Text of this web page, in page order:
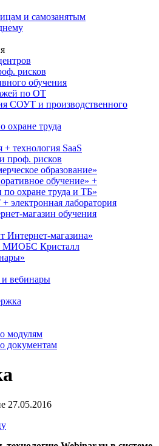
и самозанятым
рисков
обучения
по ОТ
СОУТ и производственного
охране труда
+ технология SaaS
проф. рисков
образование»
обучение» +
охране труда и ТБ»
электронная лаборатория
магазин обучения
Интернет-магазина»
МИОБС Кристалл
вебинары
модулям
документам
27.05.2016